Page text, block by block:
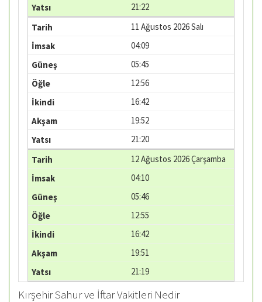
21:22
11 Ağustos 2026 Salı
04:09
05:45
12:56
16:42
19:52
21:20
12 Ağustos 2026 Çarşamba
04:10
05:46
12:55
16:42
19:51
21:19
Kırşehir Sahur ve İftar Vakitleri Nedir